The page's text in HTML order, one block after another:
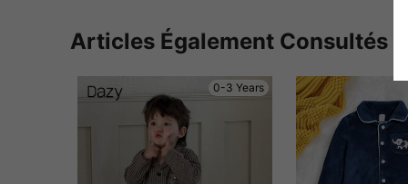
Articles Également Consultés
0-3 Years